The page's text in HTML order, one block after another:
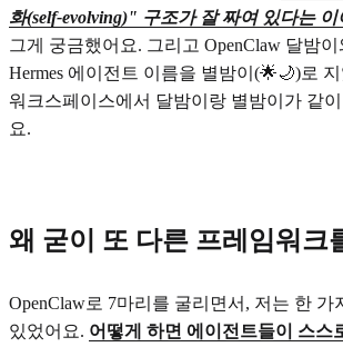
화(self-evolving)" 구조가 잘 짜여 있다는
그게 궁금했어요. 그리고 OpenClaw 달밤
Hermes 에이전트 이름을 별밤이(🌟🌙)로
워크스페이스에서 달밤이랑 별밤이가 같
요.
왜 굳이 또 다른 프레임워크
OpenClaw로 7마리를 굴리면서, 저는 한 가
있었어요. 어떻게 하면 에이전트들이 스스